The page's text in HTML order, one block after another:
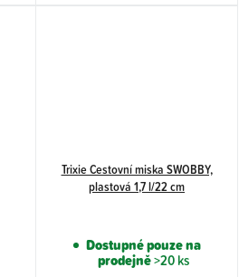
Trixie Cestovní miska SWOBBY,
plastová 1,7 l/22 cm
Dostupné pouze na
prodejně>20 ks